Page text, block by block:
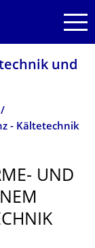
und
- Kältetechnik
UND